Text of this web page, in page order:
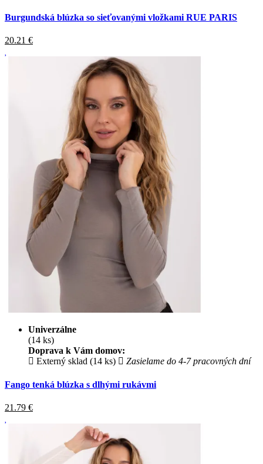
Burgundská blúzka so sieťovanými vložkami RUE PARIS
20.21 €
Univerzálne
(14 ks)
Doprava k Vám domov:
Externý sklad (14 ks)
Zasielame do 4-7 pracovných dní
Fango tenká blúzka s dlhými rukávmi
21.79 €